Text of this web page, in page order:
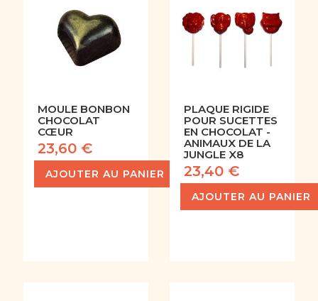
MOULE BONBON
CHOCOLAT
CŒUR
23,60 €
AJOUTER AU PANIER
PLAQUE RIGIDE
POUR SUCETTES
EN CHOCOLAT -
ANIMAUX DE LA
JUNGLE X8
23,40 €
AJOUTER AU PANIER